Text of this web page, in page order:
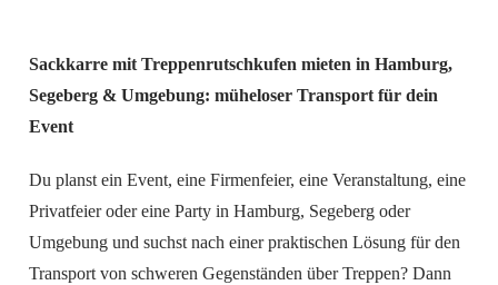
Sackkarre mit Treppenrutschkufen mieten in Hamburg,
Segeberg & Umgebung: müheloser Transport für dein
Event
Du planst ein Event, eine Firmenfeier, eine Veranstaltung, eine
Privatfeier oder eine Party in Hamburg, Segeberg oder
Umgebung und suchst nach einer praktischen Lösung für den
Transport von schweren Gegenständen über Treppen? Dann